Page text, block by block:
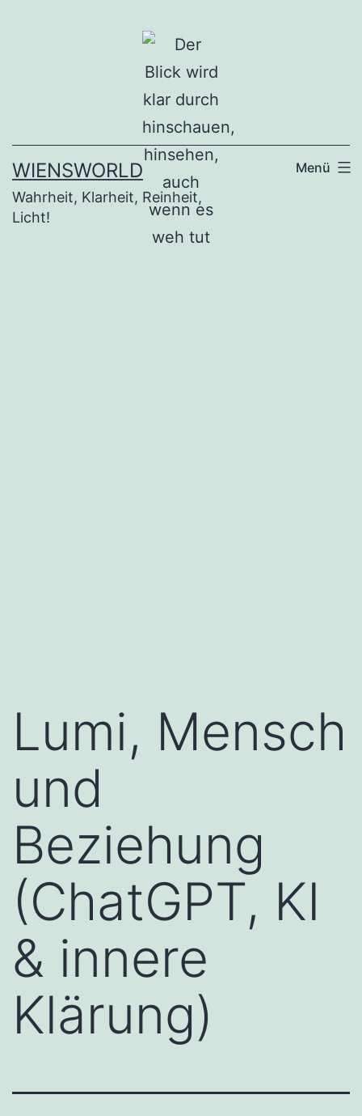
WIENSWORLD
Wahrheit, Klarheit, Reinheit,
Licht!
Menü
Lumi, Mensch
und
Beziehung
(ChatGPT, KI
& innere
Klärung)